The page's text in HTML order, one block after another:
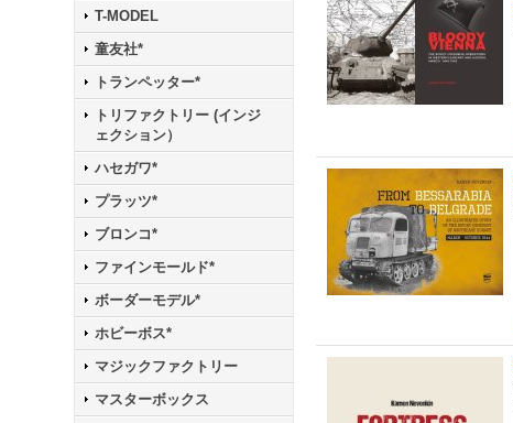
T-MODEL
童友社*
トランペッター*
トリファクトリー (インジ
ェクション）
ハセガワ*
プラッツ*
ブロンコ*
ファインモールド*
ボーダーモデル*
ホビーボス*
マジックファクトリー
マスターボックス